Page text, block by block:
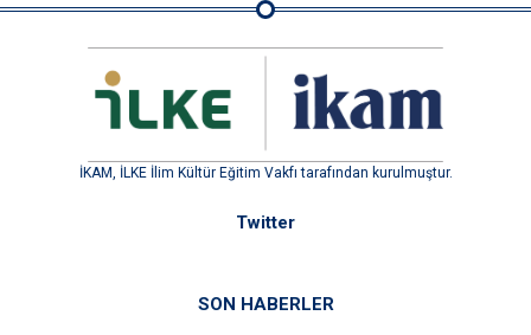
İKAM, İLKE İlim Kültür Eğitim Vakfı tarafından kurulmuştur.
Twitter
SON HABERLER